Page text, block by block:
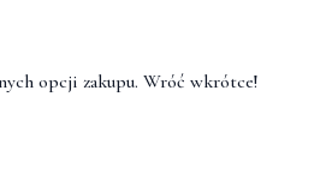
opcji zakupu. Wróć wkrótce!